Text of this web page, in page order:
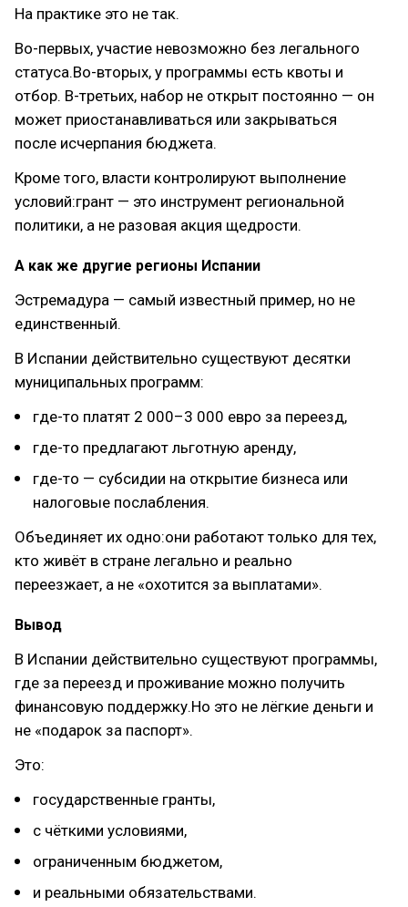
На практике это не так.
Во-первых, участие невозможно без легального
статуса.Во-вторых, у программы есть квоты и
отбор. В-третьих, набор не открыт постоянно — он
может приостанавливаться или закрываться
после исчерпания бюджета.
Кроме того, власти контролируют выполнение
условий:грант — это инструмент региональной
политики, а не разовая акция щедрости.
А как же другие регионы Испании
Эстремадура — самый известный пример, но не
единственный.
В Испании действительно существуют десятки
муниципальных программ:
где-то платят 2 000–3 000 евро за переезд,
где-то предлагают льготную аренду,
где-то — субсидии на открытие бизнеса или
налоговые послабления.
Объединяет их одно:они работают только для тех,
кто живёт в стране легально и реально
переезжает, а не «охотится за выплатами».
Вывод
В Испании действительно существуют программы,
где за переезд и проживание можно получить
финансовую поддержку.Но это не лёгкие деньги и
не «подарок за паспорт».
Это:
государственные гранты,
с чёткими условиями,
ограниченным бюджетом,
и реальными обязательствами.